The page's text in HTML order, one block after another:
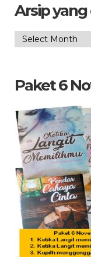
Arsip yang
Arsip
Paket 6